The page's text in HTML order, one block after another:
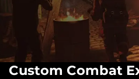
Custom Combat